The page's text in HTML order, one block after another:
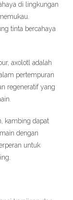
di lingkungan
tinta bercahaya
axolotl adalah
pertempuran
regeneratif yang
kambing dapat
dengan
untuk